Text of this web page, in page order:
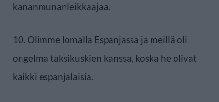
kananmunanleikkaajaa.
10. Olimme lomalla Espanjassa ja meillä oli
ongelma taksikuskien kanssa, koska he olivat
kaikki espanjalaisia.